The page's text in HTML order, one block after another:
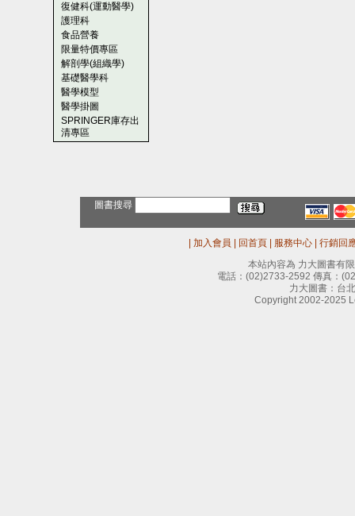
復健科(運動醫學)
護理科
食品營養
限量特價專區
解剖學(組織學)
基礎醫學科
醫學模型
醫學掛圖
SPRINGER庫存出
清專區
圖書搜尋
加入會員 回首頁 服務中心
行銷回
本站內容為 力大圖書有
電話： (02)2733-2592 傳真：
力大圖書：台
Copyright 2002-2025